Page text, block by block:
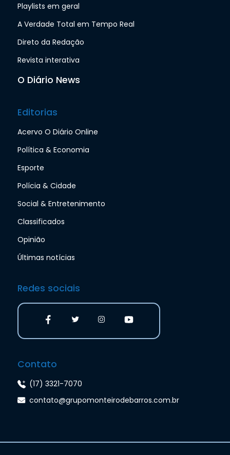
Playlists em geral
A Verdade Total em Tempo Real
Direto da Redação
Revista interativa
O Diário News
Editorias
Acervo O Diário Online
Política & Economia
Esporte
Polícia & Cidade
Social & Entretenimento
Classificados
Opinião
Últimas notícias
Redes sociais
Contato
(17) 3321-7070
contato@grupomonteirodebarros.com.br